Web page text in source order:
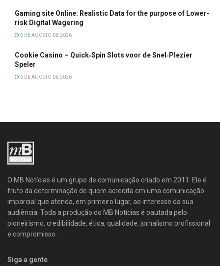
Gaming site Online: Realistic Data for the purpose of Lower-
risk Digital Wagering
6 DE AGOSTO DE 2026
Cookie Casino – Quick‑Spin Slots voor de Snel‑Plezier
Speler
6 DE AGOSTO DE 2026
O MB Notícias é um grupo de comunicação criado em 2011. Ele é
fruto da determinação de quem acredita em uma comunicação
imparcial que atenda, em primeiro lugar, ao interesse da sua
audiência. Toda a produção do MB Notícias é pautada pelo
pioneirismo, credibilidade, ética, qualidade, jornalismo profissional
e compromisso.
Siga a gente